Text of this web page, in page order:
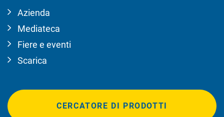
Azienda
Mediateca
Fiere e eventi
Scarica
CERCATORE DI PRODOTTI